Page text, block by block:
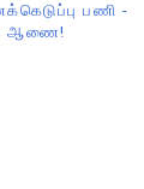
பணி -
ஆணை!